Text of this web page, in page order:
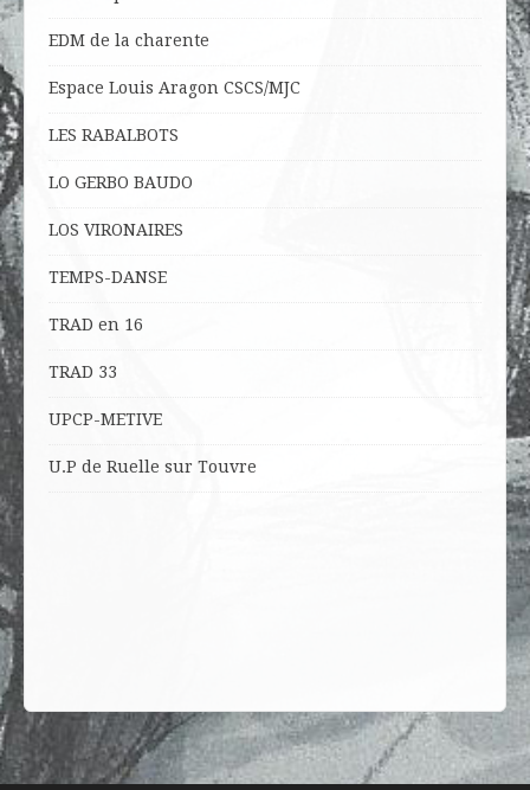
EDM de la charente
Espace Louis Aragon CSCS/MJC
LES RABALBOTS
LO GERBO BAUDO
LOS VIRONAIRES
TEMPS-DANSE
TRAD en 16
TRAD 33
UPCP-METIVE
U.P de Ruelle sur Touvre